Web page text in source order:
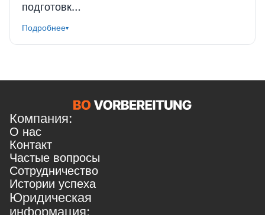
подготовк…
Подробнее▾
Компания:
О нас
Контакт
Частые вопросы
Сотрудничество
Истории успеха
Юридическая
информация: